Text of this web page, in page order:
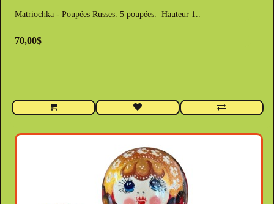
Matriochka - Poupées Russes. 5 poupées. Hauteur 1..
70,00$